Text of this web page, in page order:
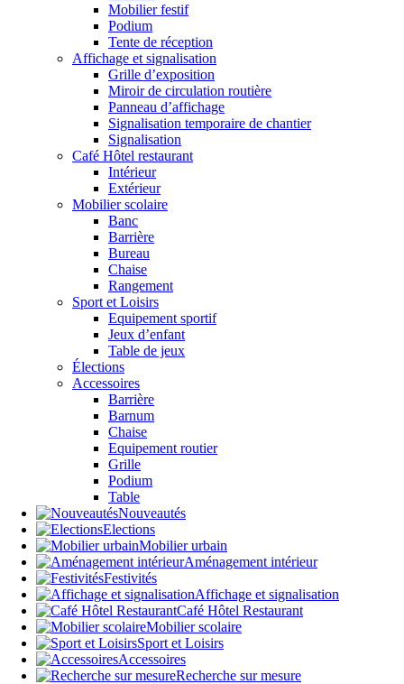
Mobilier festif
Podium
Tente de réception
Affichage et signalisation
Grille d’exposition
Miroir de circulation routière
Panneau d’affichage
Signalisation temporaire de chantier
Signalisation
Café Hôtel restaurant
Intérieur
Extérieur
Mobilier scolaire
Banc
Barrière
Bureau
Chaise
Rangement
Sport et Loisirs
Equipement sportif
Jeux d’enfant
Table de jeux
Élections
Accessoires
Barrière
Barnum
Chaise
Equipement routier
Grille
Podium
Table
Nouveautés
Elections
Mobilier urbain
Aménagement intérieur
Festivités
Affichage et signalisation
Café Hôtel Restaurant
Mobilier scolaire
Sport et Loisirs
Accessoires
Recherche sur mesure